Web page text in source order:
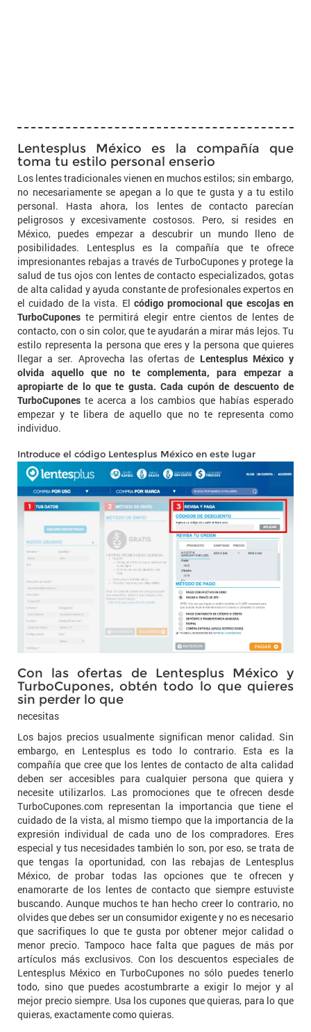
Lentesplus México es la compañía que
toma tu estilo personal enserio
Los lentes tradicionales vienen en muchos estilos; sin embargo,
no necesariamente se apegan a lo que te gusta y a tu estilo
personal. Hasta ahora, los lentes de contacto parecían
peligrosos y excesivamente costosos. Pero, si resides en
México, puedes empezar a descubrir un mundo lleno de
posibilidades. Lentesplus es la compañía que te ofrece
impresionantes rebajas a través de TurboCupones y protege la
salud de tus ojos con lentes de contacto especializados, gotas
de alta calidad y ayuda constante de profesionales expertos en
el cuidado de la vista. El código promocional que escojas en
TurboCupones te permitirá elegir entre cientos de lentes de
contacto, con o sin color, que te ayudarán a mirar más lejos. Tu
estilo representa la persona que eres y la persona que quieres
llegar a ser. Aprovecha las ofertas de Lentesplus México y
olvida aquello que no te complementa, para empezar a
apropiarte de lo que te gusta. Cada cupón de descuento de
TurboCupones te acerca a los cambios que habías esperado
empezar y te libera de aquello que no te representa como
individuo.
Introduce el código Lentesplus México en este lugar
Con las ofertas de Lentesplus México y
TurboCupones, obtén todo lo que quieres
sin perder lo que
necesitas
Los bajos precios usualmente significan menor calidad. Sin
embargo, en Lentesplus es todo lo contrario. Esta es la
compañía que cree que los lentes de contacto de alta calidad
deben ser accesibles para cualquier persona que quiera y
necesite utilizarlos. Las promociones que te ofrecen desde
TurboCupones.com representan la importancia que tiene el
cuidado de la vista, al mismo tiempo que la importancia de la
expresión individual de cada uno de los compradores. Eres
especial y tus necesidades también lo son, por eso, se trata de
que tengas la oportunidad, con las rebajas de Lentesplus
México, de probar todas las opciones que te ofrecen y
enamorarte de los lentes de contacto que siempre estuviste
buscando. Aunque muchos te han hecho creer lo contrario, no
olvides que debes ser un consumidor exigente y no es necesario
que sacrifiques lo que te gusta por obtener mejor calidad o
menor precio. Tampoco hace falta que pagues de más por
artículos más exclusivos. Con los descuentos especiales de
Lentesplus México en TurboCupones no sólo puedes tenerlo
todo, sino que puedes acostumbrarte a exigir lo mejor y al
mejor precio siempre. Usa los cupones que quieras, para lo que
quieras, exactamente como quieras.